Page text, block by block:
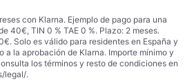
con Klarna. Ejemplo de pago para una
40€, TIN 0 % TAE 0 %. Plazo: 2 meses.
Solo es válido para residentes en España y
a la aprobación de Klarna. Importe mínimo y
los términos y resto de condiciones en
legal/.